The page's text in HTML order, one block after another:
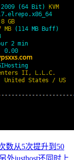
数从5次提升到50
外justhost还同时上